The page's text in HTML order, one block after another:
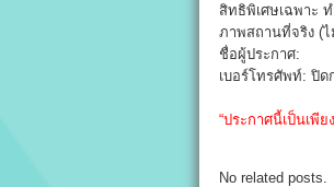
สิทธิพิเศษเฉพาะ
ภาพสถานที่จริง (ไ
ชื่อผู้ประกาศ:
เบอร์โทรศัพท์: ปิด
“ประกาศนี้เป็นเพี
No related posts.